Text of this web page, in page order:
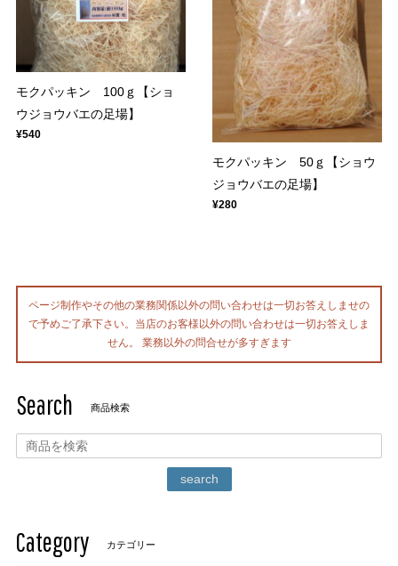
モクパッキン 100ｇ【ショ
ウジョウバエの足場】
¥540
モクパッキン 50ｇ【ショウ
ジョウバエの足場】
¥280
ページ制作やその他の業務関係以外の問い合わせは一切お答えしませの
で予めご了承下さい。当店のお客様以外の問い合わせは一切お答えしま
せん。 業務以外の問合せが多すぎます
Search 商品検索
search
Category カテゴリー